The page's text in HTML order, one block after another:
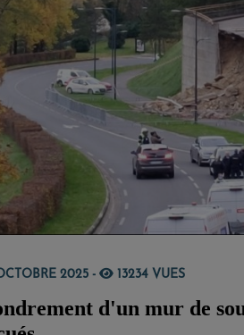
2025 - 13234 VUES
d'un mur de